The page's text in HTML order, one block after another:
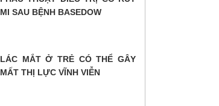
MI SAU BỆNH BASEDOW
LÁC MẮT Ở TRẺ CÓ THỂ GÂY
MẤT THỊ LỰC VĨNH VIỄN